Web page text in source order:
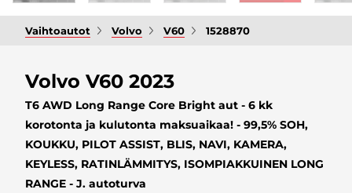
Vaihtoautot Volvo V60 1528870
Volvo V60 2023
T6 AWD Long Range Core Bright aut - 6 kk
korotonta ja kulutonta maksuaikaa! - 99,5% SOH,
KOUKKU, PILOT ASSIST, BLIS, NAVI, KAMERA,
KEYLESS, RATINLÄMMITYS, ISOMPIAKKUINEN LONG
RANGE - J. autoturva